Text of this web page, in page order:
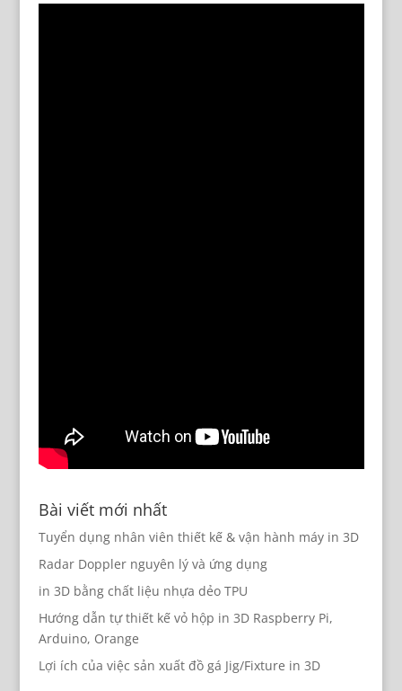
Bài viết mới nhất
Tuyển dụng nhân viên thiết kế & vận hành máy in 3D
Radar Doppler nguyên lý và ứng dụng
in 3D bằng chất liệu nhựa dẻo TPU
Hướng dẫn tự thiết kế vỏ hộp in 3D Raspberry Pi,
Arduino, Orange
Lợi ích của việc sản xuất đồ gá Jig/Fixture in 3D